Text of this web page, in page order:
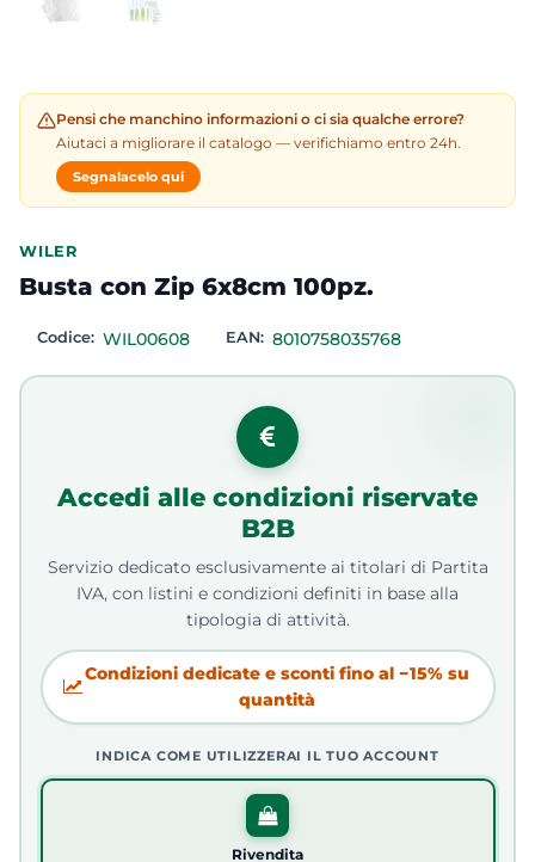
Pensi che manchino informazioni o ci sia qualche errore?
Aiutaci a migliorare il catalogo — verifichiamo entro 24h.
Segnalacelo qui
WILER
Busta con Zip 6x8cm 100pz.
Codice: WIL00608 EAN: 8010758035768
Accedi alle condizioni riservate
B2B
Servizio dedicato esclusivamente ai titolari di Partita
IVA, con listini e condizioni definiti in base alla
tipologia di attività.
Condizioni dedicate e sconti fino al −15% su
quantità
INDICA COME UTILIZZERAI IL TUO ACCOUNT
Rivendita